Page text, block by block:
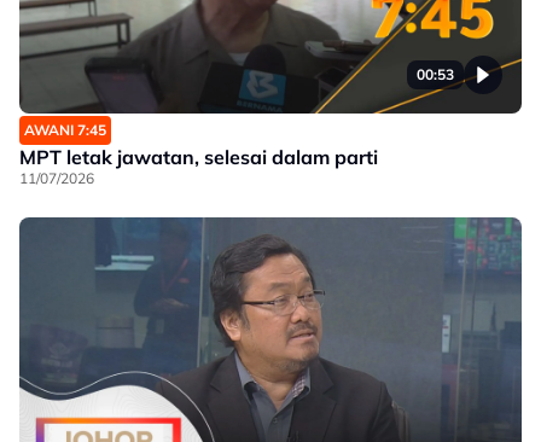
00:53
AWANI 7:45
MPT letak jawatan, selesai dalam parti
11/07/2026